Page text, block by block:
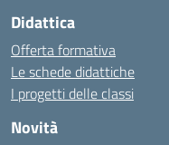
Didattica
Offerta formativa
Le schede didattiche
I progetti delle classi
Novità